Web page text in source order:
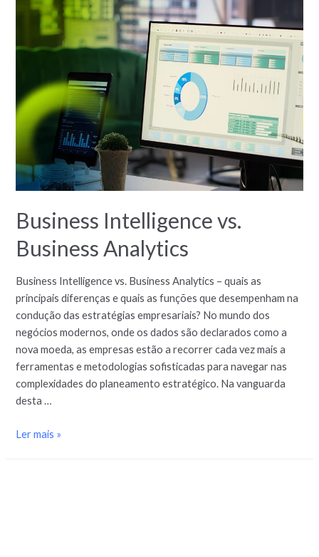
Business Intelligence vs.
Business Analytics
Business Intelligence vs. Business Analytics – quais as
principais diferenças e quais as funções que desempenham na
condução das estratégias empresariais? No mundo dos
negócios modernos, onde os dados são declarados como a
nova moeda, as empresas estão a recorrer cada vez mais a
ferramentas e metodologias sofisticadas para navegar nas
complexidades do planeamento estratégico. Na vanguarda
desta …
Ler mais »